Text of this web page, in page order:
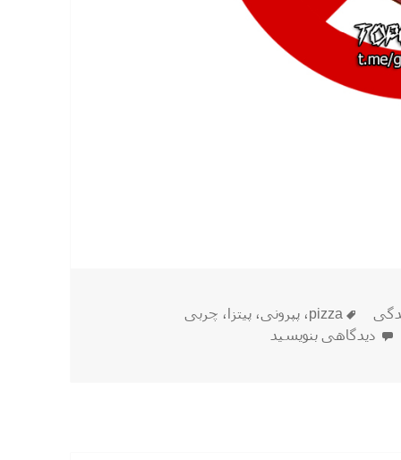
برچسب‌ها
pizza،پپرونی،پیتزا ، چربی
برای چرا باید کمتر پیتزا بخوریم ؟‌
دیدگاهی بنویسید